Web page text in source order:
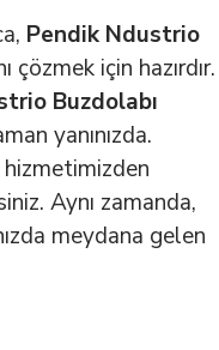
Pendik Ndustrio
çözmek için hazırdır.
Buzdolabı
yanınızda.
hizmetimizden
Aynı zamanda,
meydana gelen